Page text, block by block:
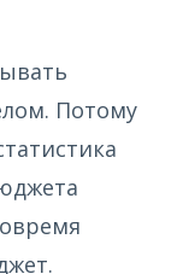
Потому